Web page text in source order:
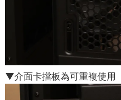
▼介面卡擋板為可重複使用